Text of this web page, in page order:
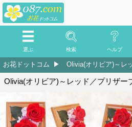
選ぶ 検索 ヘルプ
お花ドットコム Olivia(オリビア)～レ
Olivia(オリビア)～レッド／プリザー